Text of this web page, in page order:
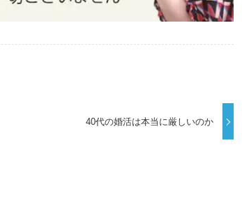
40代の婚活は本当に厳しいのか